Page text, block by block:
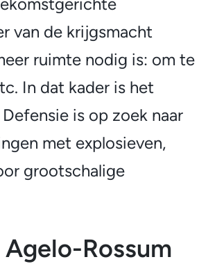
van de krijgsmacht
ruimte nodig is: om te
In dat kader is het
is op zoek naar
met explosieven,
grootschalige
Rossum